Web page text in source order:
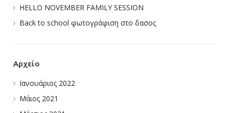
HELLO NOVEMBER FAMILY SESSION
Back to school φωτογράφιση στο δασος
Αρχείο
Ιανουάριος 2022
Μάιος 2021